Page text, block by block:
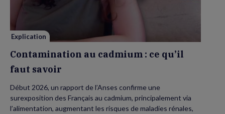
savoir
Explication
Contamination au cadmium : ce qu’il
faut savoir
Début 2026, un rapport de l’Anses confirme une
surexposition des Français au cadmium, principalement via
l’alimentation, augmentant les risques de maladies rénales,